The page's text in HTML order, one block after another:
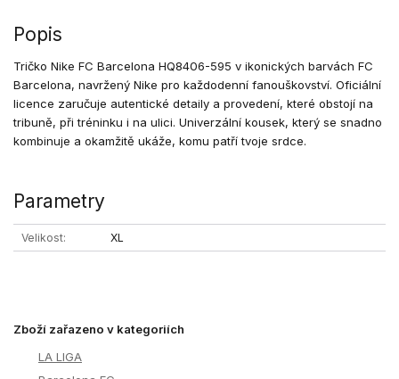
Popis
Tričko Nike FC Barcelona HQ8406-595 v ikonických barvách FC
Barcelona, navržený Nike pro každodenní fanouškovství. Oficiální
licence zaručuje autentické detaily a provedení, které obstojí na
tribuně, při tréninku i na ulici. Univerzální kousek, který se snadno
kombinuje a okamžitě ukáže, komu patří tvoje srdce.
Parametry
Velikost XL
Zboží zařazeno v kategoriích
LA LIGA